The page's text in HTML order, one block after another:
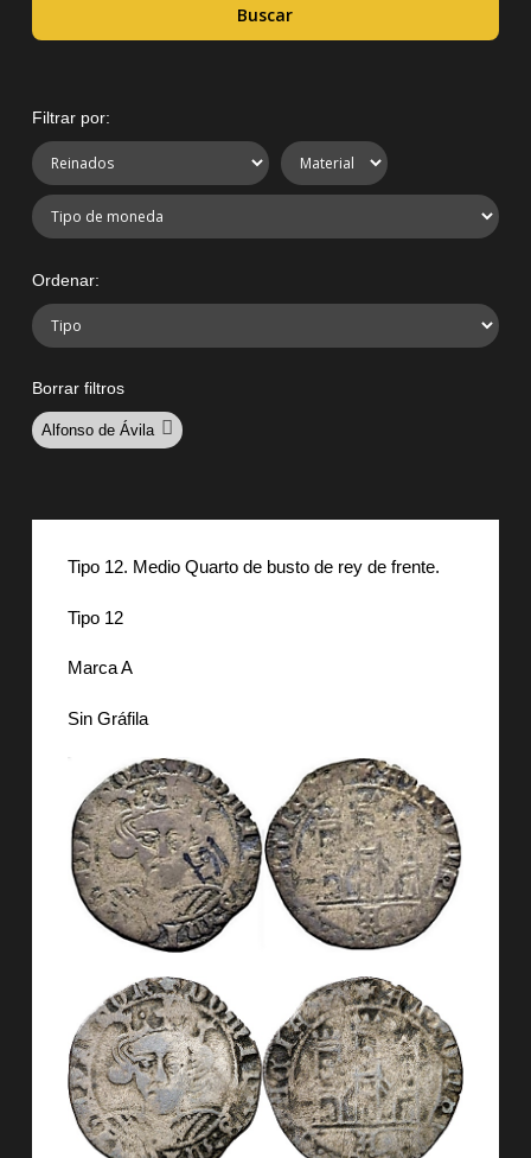
Buscar
Filtrar por:
Ordenar:
Borrar filtros
Alfonso de Ávila
Tipo 12. Medio Quarto de busto de rey de frente.
Tipo 12
Marca A
Sin Gráfila